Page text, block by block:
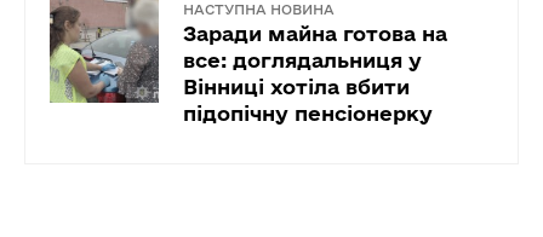
НАСТУПНА НОВИНА
Заради майна готова на
все: доглядальниця у
Вінниці хотіла вбити
підопічну пенсіонерку